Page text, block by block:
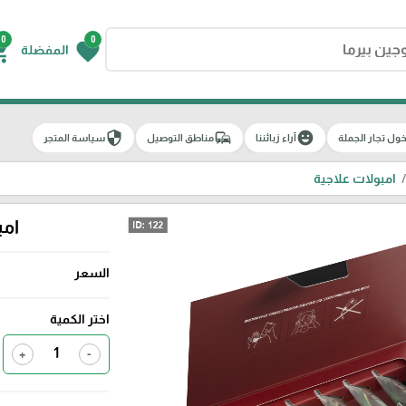
0
favorite المفضلة
0
تجار الجملة emoji_emotionsآراء زبائننا commuteمناطق التوصيل securityسياسة المتجر
امبولات علاجية
السعر
اختر الكمية
-
+